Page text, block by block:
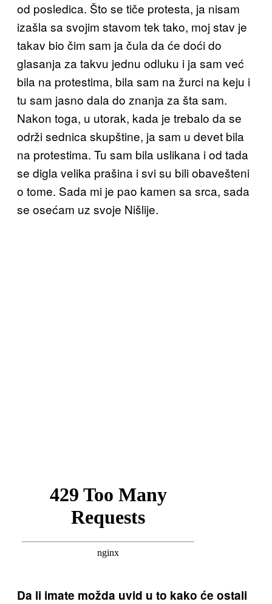
od posledica. Što se tiče protesta, ja nisam
izašla sa svojim stavom tek tako, moj stav je
takav bio čim sam ja čula da će doći do
glasanja za takvu jednu odluku i ja sam već
bila na protestima, bila sam na žurci na keju i
tu sam jasno dala do znanja za šta sam.
Nakon toga, u utorak, kada je trebalo da se
održi sednica skupštine, ja sam u devet bila
na protestima. Tu sam bila uslikana i od tada
se digla velika prašina i svi su bili obavešteni
o tome. Sada mi je pao kamen sa srca, sada
se osećam uz svoje Nišlije.
Da li imate možda uvid u to kako će ostali